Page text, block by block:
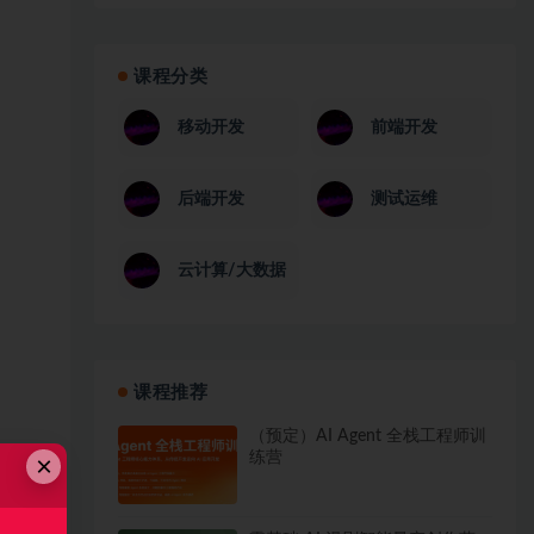
课程分类
移动开发 前端开发
后端开发 测试运维
云计算/大数据
课程推荐
（预定）AI Agent 全栈工程师训
练营
×